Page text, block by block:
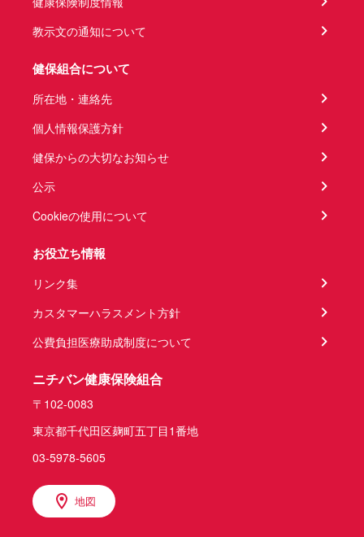
教示文の通知について
健保組合について
所在地・連絡先
個人情報保護方針
健保からの大切なお知らせ
公示
Cookieの使用について
お役立ち情報
リンク集
カスタマーハラスメント方針
公費負担医療助成制度について
ニチバン健康保険組合
〒102-0083
東京都千代田区麹町五丁目1番地
03-5978-5605
地図